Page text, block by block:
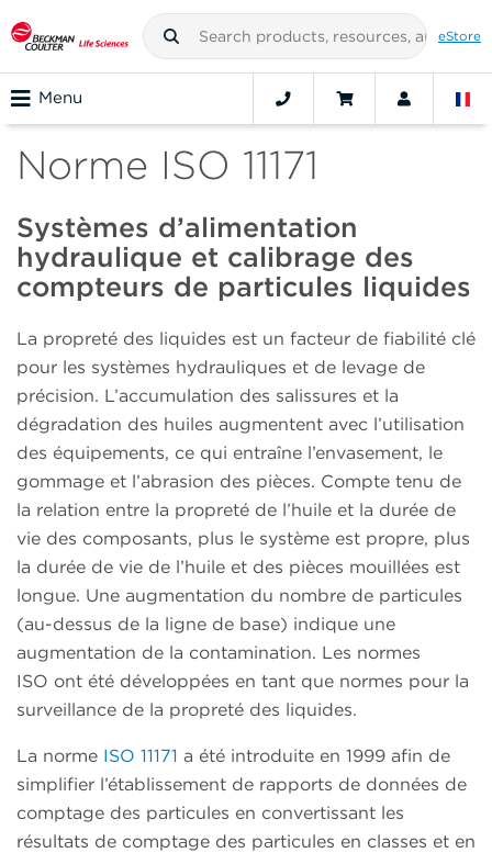
eStore
Menu
Norme ISO 11171
Systèmes d’alimentation
hydraulique et calibrage des
compteurs de particules liquides
La propreté des liquides est un facteur de fiabilité clé
pour les systèmes hydrauliques et de levage de
précision. L’accumulation des salissures et la
dégradation des huiles augmentent avec l’utilisation
des équipements, ce qui entraîne l’envasement, le
gommage et l’abrasion des pièces. Compte tenu de
la relation entre la propreté de l’huile et la durée de
vie des composants, plus le système est propre, plus
la durée de vie de l’huile et des pièces mouillées est
longue. Une augmentation du nombre de particules
(au-dessus de la ligne de base) indique une
augmentation de la contamination. Les normes
ISO ont été développées en tant que normes pour la
surveillance de la propreté des liquides.
La norme ISO 11171 a été introduite en 1999 afin de
simplifier l’établissement de rapports de données de
comptage des particules en convertissant les
résultats de comptage des particules en classes et en